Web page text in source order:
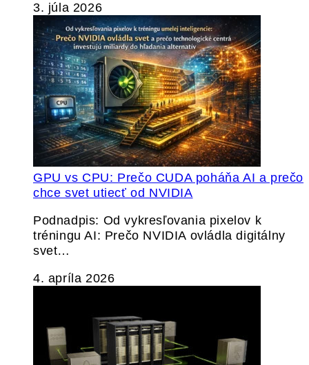
3. júla 2026
GPU vs CPU: Prečo CUDA poháňa AI a prečo
chce svet utiecť od NVIDIA
Podnadpis: Od vykresľovania pixelov k
tréningu AI: Prečo NVIDIA ovládla digitálny
svet…
4. apríla 2026